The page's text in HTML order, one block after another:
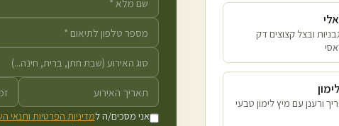
ובצל קצוצים דק
ורענן עם מיץ לימון טבעי
אני מסכים/ה למדיניות הפרטיות ותנאי